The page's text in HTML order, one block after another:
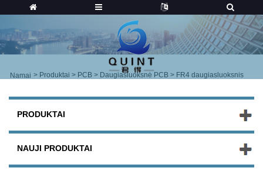
Namai > Produktai > PCB > Daugiasluoksnė PCB > FR4 daugiasluoksnis
PRODUKTAI
NAUJI PRODUKTAI